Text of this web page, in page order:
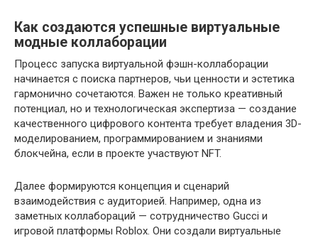
Как создаются успешные виртуальные
модные коллаборации
Процесс запуска виртуальной фэшн-коллаборации
начинается с поиска партнеров, чьи ценности и эстетика
гармонично сочетаются. Важен не только креативный
потенциал, но и технологическая экспертиза — создание
качественного цифрового контента требует владения 3D-
моделированием, программированием и знаниями
блокчейна, если в проекте участвуют NFT.
Далее формируются концепция и сценарий
взаимодействия с аудиторией. Например, одна из
заметных коллабораций — сотрудничество Gucci и
игровой платформы Roblox. Они создали виртуальные